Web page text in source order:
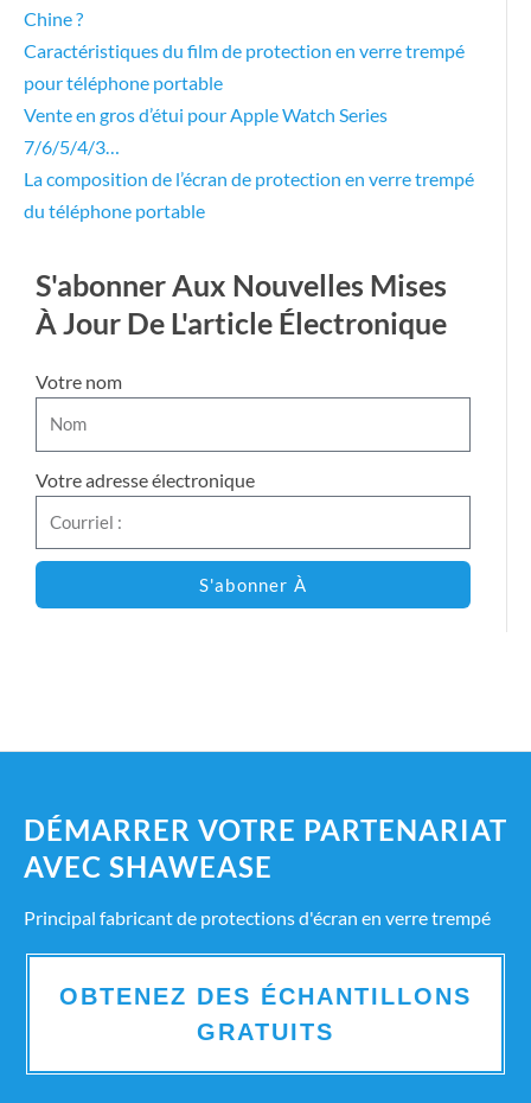
Chine ?
Caractéristiques du film de protection en verre trempé
pour téléphone portable
Vente en gros d’étui pour Apple Watch Series
7/6/5/4/3…
La composition de l’écran de protection en verre trempé
du téléphone portable
S'abonner Aux Nouvelles Mises
À Jour De L'article Électronique
Votre nom
Votre adresse électronique
S'abonner À
DÉMARRER VOTRE PARTENARIAT
AVEC SHAWEASE
Principal fabricant de protections d'écran en verre trempé
OBTENEZ DES ÉCHANTILLONS
GRATUITS